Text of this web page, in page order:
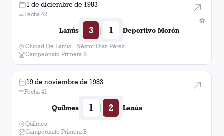
Tigre
1
⚽
1 de diciembre de 1983
Fecha 42
Lanús 3 | 1 Deportivo Morón
Ciudad De Lanús - Néstor Diaz Pérez
Campeonato Primera B
19 de noviembre de 1983
Fecha 41
Quilmes 1 | 2 Lanús
Quilmes
Campeonato Primera B